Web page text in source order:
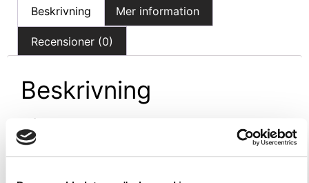
Beskrivning Mer information
Recensioner (0)
Beskrivning
tillverkad i svart brännlackerat stål och kan
användas för en enkel förlängning av Harvia